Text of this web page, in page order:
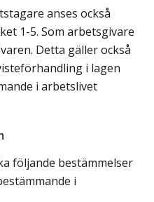
anses också
1-5. Som arbetsgivare
Detta gäller också
i lagen
i arbetslivet
följande bestämmelser
i